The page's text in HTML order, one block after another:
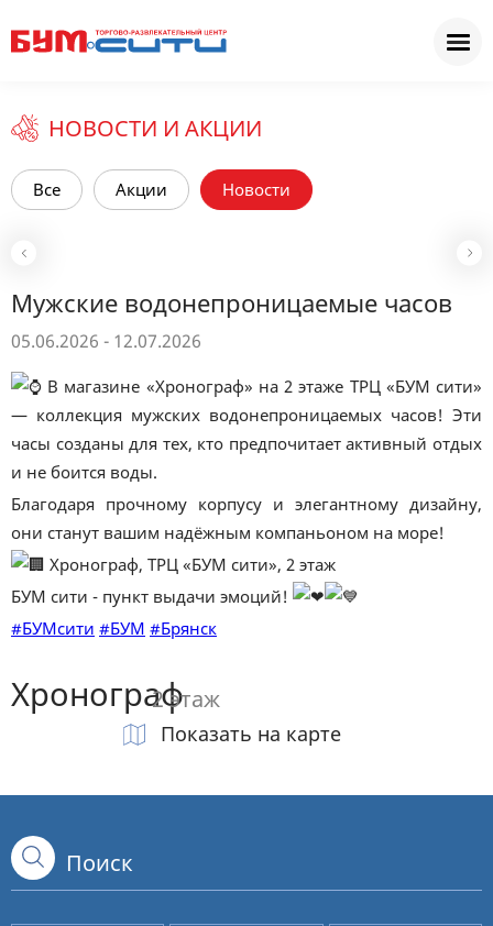
НОВОСТИ И АКЦИИ
Все Акции Новости
Мужские водонепроницаемые часов
05.06.2026 - 12.07.2026
В магазине «Хронограф» на 2 этаже ТРЦ «БУМ сити»
— коллекция мужских водонепроницаемых часов! Эти
часы созданы для тех, кто предпочитает активный отдых
и не боится воды.
Благодаря прочному корпусу и элегантному дизайну,
они станут вашим надёжным компаньоном на море!
Хронограф, ТРЦ «БУМ сити», 2 этаж
БУМ сити - пункт выдачи эмоций!
#БУМсити #БУМ #Брянск
Хронограф2 этаж
Показать на карте